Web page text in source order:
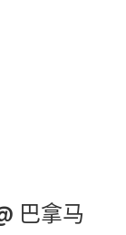
巴拿马